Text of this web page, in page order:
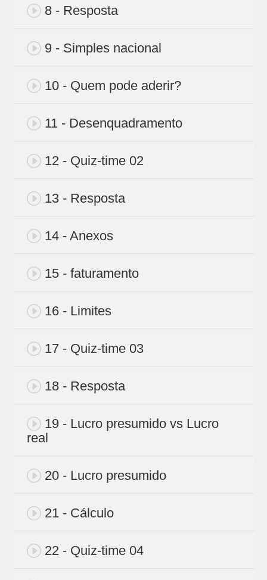
8 - Resposta
9 - Simples nacional
10 - Quem pode aderir?
11 - Desenquadramento
12 - Quiz-time 02
13 - Resposta
14 - Anexos
15 - faturamento
16 - Limites
17 - Quiz-time 03
18 - Resposta
19 - Lucro presumido vs Lucro
real
20 - Lucro presumido
21 - Cálculo
22 - Quiz-time 04